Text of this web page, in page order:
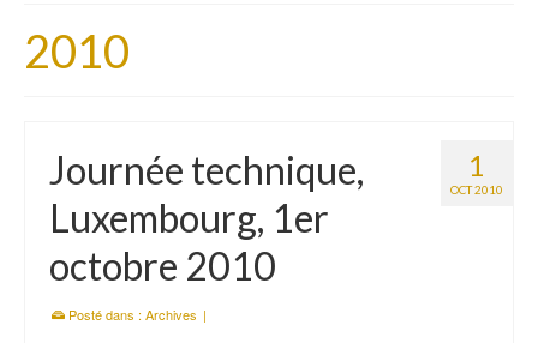
2010
1
OCT 2010
Journée technique,
Luxembourg, 1er
octobre 2010
Posté dans : Archives |